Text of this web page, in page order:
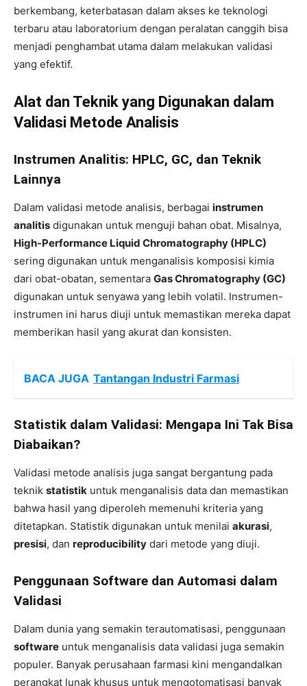
berkembang, keterbatasan dalam akses ke teknologi
terbaru atau laboratorium dengan peralatan canggih bisa
menjadi penghambat utama dalam melakukan validasi
yang efektif.
Alat dan Teknik yang Digunakan dalam
Validasi Metode Analisis
Instrumen Analitis: HPLC, GC, dan Teknik
Lainnya
Dalam validasi metode analisis, berbagai instrumen
analitis digunakan untuk menguji bahan obat. Misalnya,
High-Performance Liquid Chromatography (HPLC)
sering digunakan untuk menganalisis komposisi kimia
dari obat-obatan, sementara Gas Chromatography (GC)
digunakan untuk senyawa yang lebih volatil. Instrumen-
instrumen ini harus diuji untuk memastikan mereka dapat
memberikan hasil yang akurat dan konsisten.
BACA JUGA Tantangan Industri Farmasi
Statistik dalam Validasi: Mengapa Ini Tak Bisa
Diabaikan?
Validasi metode analisis juga sangat bergantung pada
teknik statistik untuk menganalisis data dan memastikan
bahwa hasil yang diperoleh memenuhi kriteria yang
ditetapkan. Statistik digunakan untuk menilai akurasi,
presisi, dan reproducibility dari metode yang diuji.
Penggunaan Software dan Automasi dalam
Validasi
Dalam dunia yang semakin terautomatisasi, penggunaan
software untuk menganalisis data validasi juga semakin
populer. Banyak perusahaan farmasi kini mengandalkan
perangkat lunak khusus untuk mengotomatisasi banyak